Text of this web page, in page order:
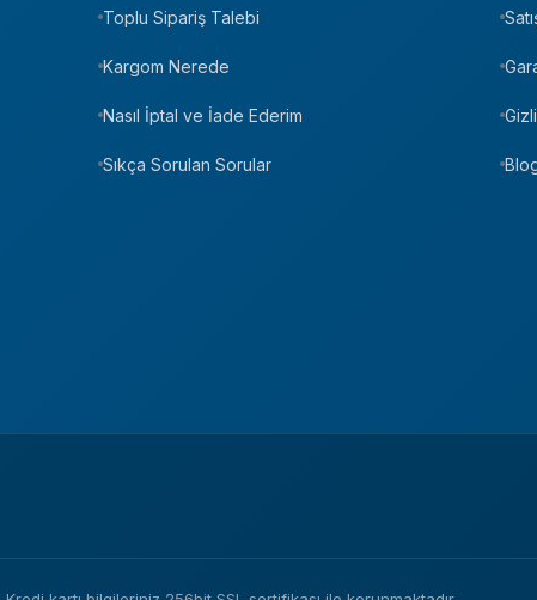
Toplu Sipariş Talebi
Kargom Nerede
Nasıl İptal ve İade Ederim
Sıkça Sorulan Sorular